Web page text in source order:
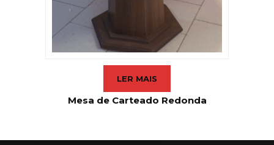
LER MAIS
Mesa de Carteado Redonda